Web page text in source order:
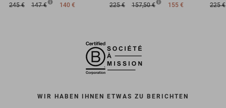
245 €
147 € 140 €
225 €
157,50 € 155 €
225 €
WIR HABEN IHNEN ETWAS ZU BERICHTEN